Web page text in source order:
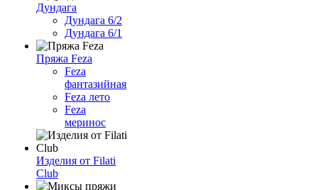
Дундага
Дундага 6/2
Дундага 6/1
Пряжа Feza
Feza
фантазийная
Feza лето
Feza
меринос
Изделия от Filati
Club